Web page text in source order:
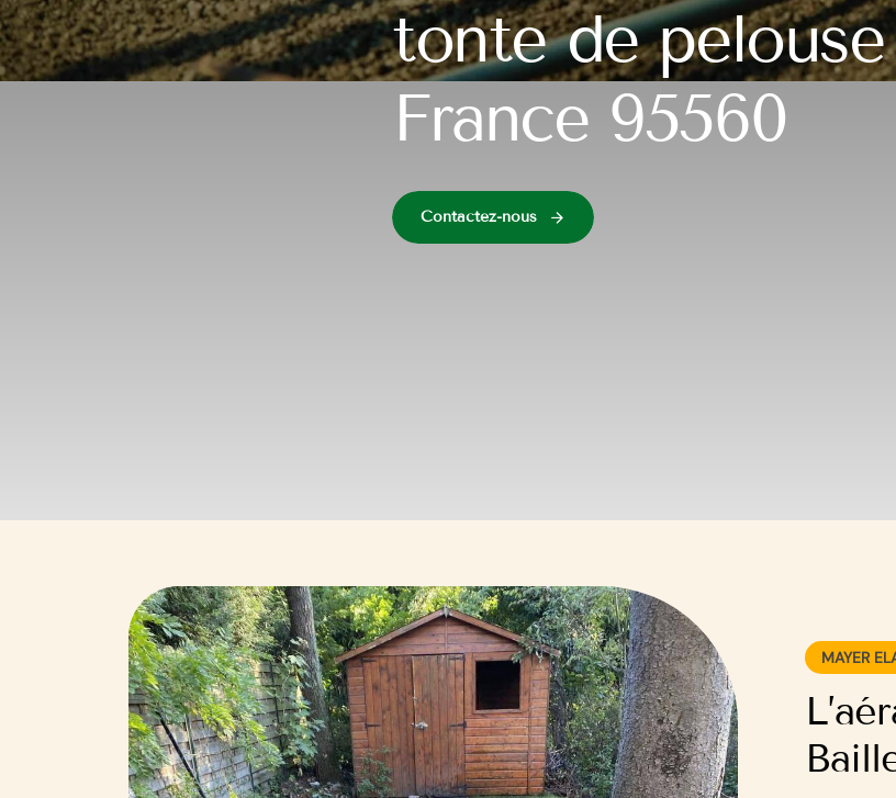
tonte de
France 95560
Contactez-nous
MAYER